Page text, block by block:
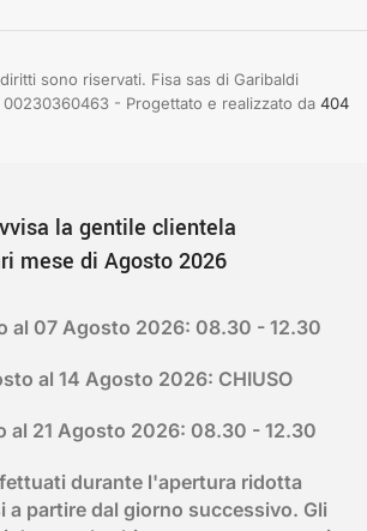
sono riservati. Fisa sas di Garibaldi
00230360463 - Progettato e realizzato da 404
la gentile clientela
mese di Agosto 2026
al 07 Agosto 2026: 08.30 - 12.30
al 14 Agosto 2026: CHIUSO
al 21 Agosto 2026: 08.30 - 12.30
durante l'apertura ridotta
a partire dal giorno successivo. Gli